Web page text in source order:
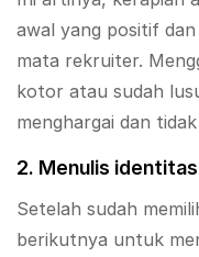
awal yang positif
mata rekruiter.
kotor atau sudah
menghargai dan
2. Menulis
Setelah sudah
berikutnya untuk